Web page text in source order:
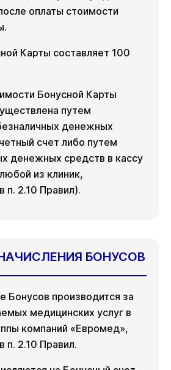
оплаты стоимости
Карты составляет 100
Бонусной Карты
путем
денежных
счет либо путем
денежных средств в кассу
из клиник,
п. 2.10 Правил).
БОНУСОВ
Бонусов производится за
медицинских услуг в
компаний «Евромед»,
п. 2.10 Правил.